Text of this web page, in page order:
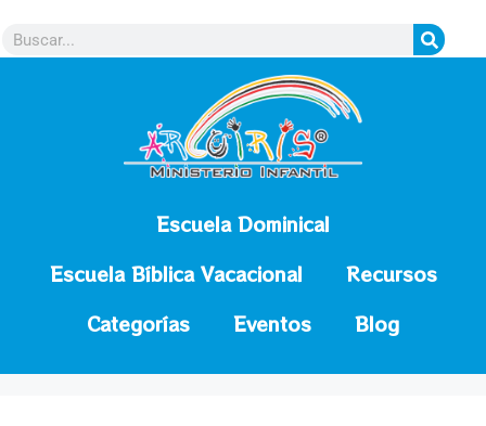
Escuela Dominical
Escuela Bíblica Vacacional
Recursos
Categorías
Eventos Blog